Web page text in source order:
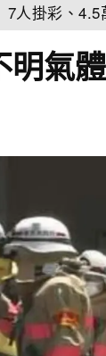
人掛彩、4.5
氣